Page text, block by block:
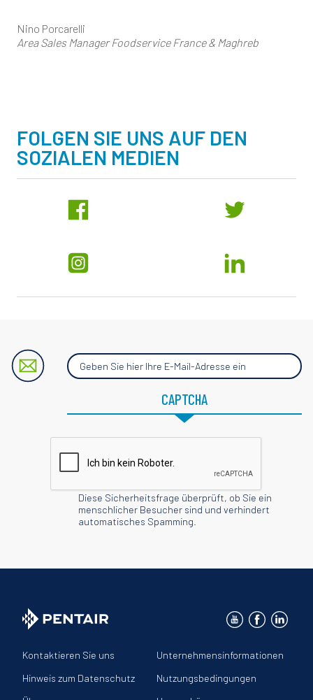
Nino Porcarelli
Area Sales Manager Foodservice France & Maghreb
FOLGEN SIE UNS AUF DEN
SOZIALEN MEDIEN
Geben
Sie
hier
Mail-
CAPTCHA
Diese Sicherheitsfrage überprüft, ob Sie ein
menschlicher Besucher sind und verhindert
automatisches Spamming.
Kontaktieren Sie uns
Unternehmensinformationen
Hinweis zum Datenschutz
Nutzungsbedingungen